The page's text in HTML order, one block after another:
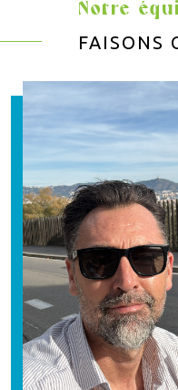
Notre
FAISONS